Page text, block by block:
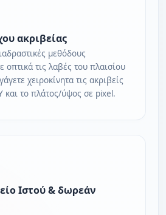
ακριβείας
μεθόδους
οπτικά τις λαβές του πλαισίου
χειροκίνητα τις ακριβείς
και το πλάτος/ύψος σε pixel.
Ιστού & δωρεάν